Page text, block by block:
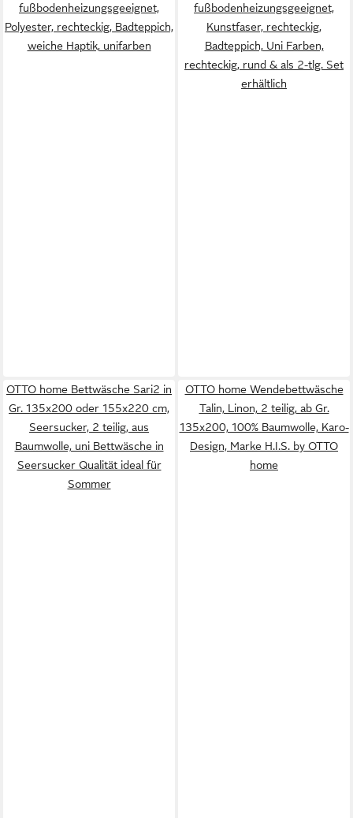
fußbodenheizungsgeeignet,
Polyester, rechteckig, Badteppich,
weiche Haptik, unifarben
fußbodenheizungsgeeignet,
Kunstfaser, rechteckig,
Badteppich, Uni Farben,
rechteckig, rund & als 2-tlg. Set
erhältlich
OTTO home Bettwäsche Sari2 in
Gr. 135x200 oder 155x220 cm,
Seersucker, 2 teilig, aus
Baumwolle, uni Bettwäsche in
Seersucker Qualität ideal für
Sommer
OTTO home Wendebettwäsche
Talin, Linon, 2 teilig, ab Gr.
135x200, 100% Baumwolle, Karo-
Design, Marke H.I.S. by OTTO
home